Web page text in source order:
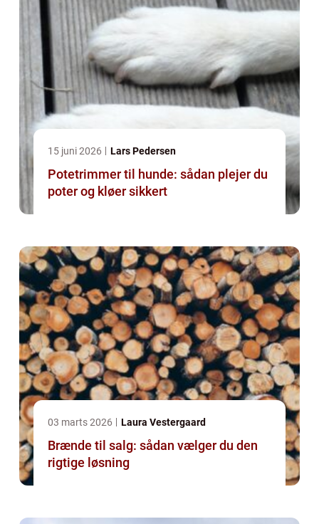
15 juni 2026 Lars Pedersen
Potetrimmer til hunde: sådan plejer du
poter og kløer sikkert
03 marts 2026 Laura Vestergaard
Brænde til salg: sådan vælger du den
rigtige løsning